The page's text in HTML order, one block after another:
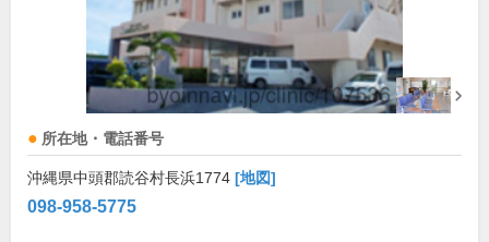
所在地・電話番号
沖縄県中頭郡読谷村長浜1774 [地図]
098-958-5775